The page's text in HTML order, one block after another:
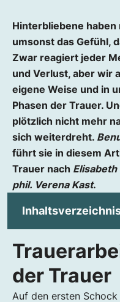
Hinterbliebene
umsonst das Gefühl,
Zwar reagiert jeder
und Verlust, aber wir
eigene Weise und in
Phasen der Trauer.
plötzlich nicht mehr
sich weiterdreht.
führt sie in diesem
Trauer nach Elisabeth
phil. Verena Kast.
Trauerarbeit
Wie lange dauert
Trauer?
der Trauer
Auf den ersten Schock